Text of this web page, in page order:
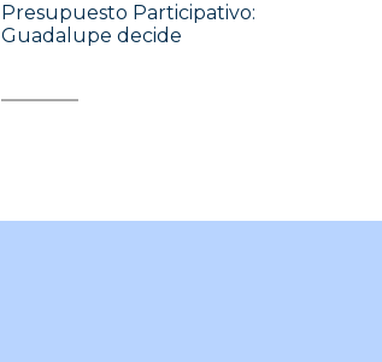
Presupuesto Participativo:
Guadalupe decide